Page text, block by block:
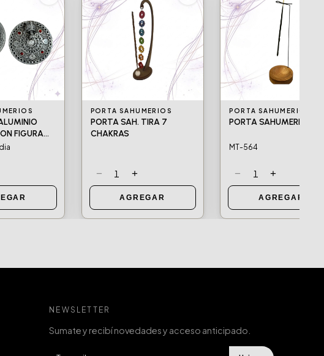
FIGURA
PORTA SAHUMERIOS
PORTA SAH. TIRA 7
CHAKRAS
− 1 +
AGREGAR
PORTA SAHUMERIOS
PORTA SAHUMERIO
MT-564
− 1 +
AGREGAR
NEWSLETTER
Sumate y recibí novedades y acceso anticipado.